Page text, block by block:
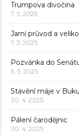
Trumpova divočina
7. 5. 2025
Jarní průvod a
7. 5. 2025
Pozvánka do
5. 5. 2025
Stavění máje v Buku
30. 4. 2025
Pálení čarodějnic
30. 4. 2025